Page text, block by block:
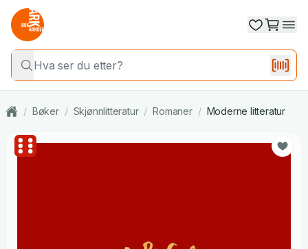
/ Bøker / Skjønnlitteratur / Romaner / Moderne litteratur